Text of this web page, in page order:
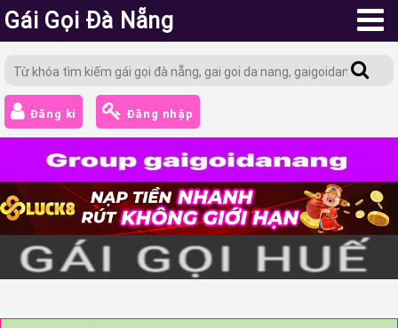
Gái Gọi Đà Nẵng
Đăng kí Đăng nhập